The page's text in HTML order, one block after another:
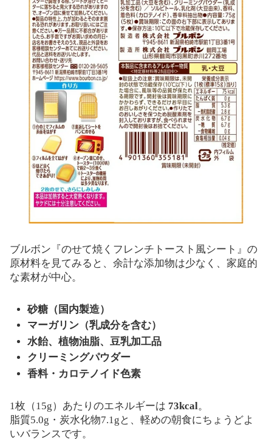
ブルボン『のせて焼くフレンチトースト風シート』の
原材料を見てみると、余計な添加物は少なく、家庭的
な素材が中心。
砂糖（国内製造）
マーガリン（乳成分を含む）
水飴、植物油脂、豆乳加工品
クリーミングパウダー
香料・カロテノイド色素
1枚（15g）あたりのエネルギーは 73kcal。
脂質5.0g・炭水化物7.1gと、軽めの朝食にちょうどよ
いバランスです。